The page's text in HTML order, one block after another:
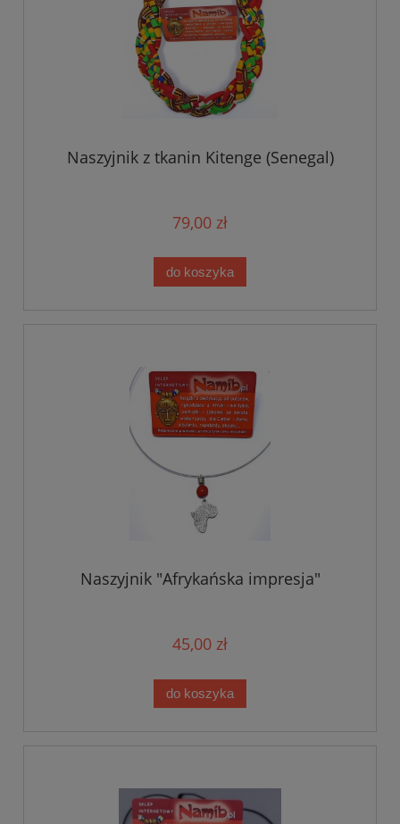
Naszyjnik z tkanin Kitenge (Senegal)
79,00 zł
do koszyka
Naszyjnik "Afrykańska impresja"
45,00 zł
do koszyka